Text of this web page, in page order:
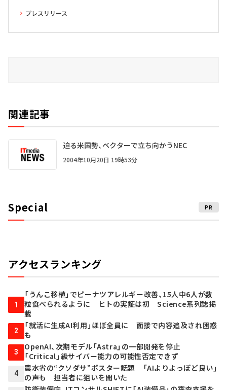
プレスリリース
関連記事
迫る米国勢、ベクターで立ち向かうNEC
2004年10月20日 19時53分
Special PR
アクセスランキング
1
「うんこ移植」でピーナツアレルギー改善、15人中6人が数
粒食べられるように ヒトの実証は初 Science系列誌掲
載
2
「就活に生成AI利用」ほぼ全員に 面接で内容追及され困惑
も
3
OpenAI、次期モデル「Astra」の一部開発を停止
「Critical」級サイバー能力の可能性否定できず
4
農水省の“クソダサ”ポスター話題 「AIよりよっぽど良い」
の声も 担当者に狙いを聞いた